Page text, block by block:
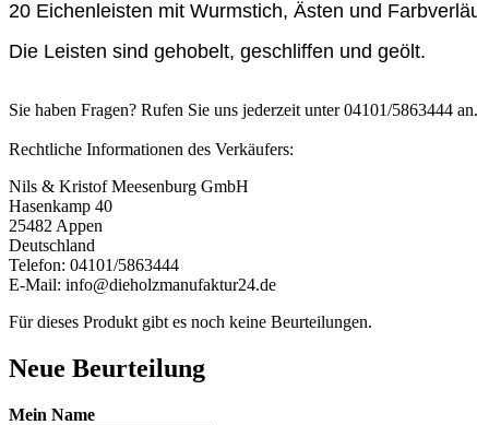
20 Eichenleisten mit Wurmstich, Ästen und
Die Leisten sind gehobelt, geschliffen und geölt.
Sie haben Fragen? Rufen Sie uns jederzeit unter 04101/5863444 an.
Rechtliche Informationen des Verkäufers:
Nils & Kristof Meesenburg GmbH
Hasenkamp 40
25482 Appen
Deutschland
Telefon: 04101/5863444
E-Mail: info@dieholzmanufaktur24.de
Für dieses Produkt gibt es noch keine Beurteilungen.
Neue Beurteilung
Mein Name